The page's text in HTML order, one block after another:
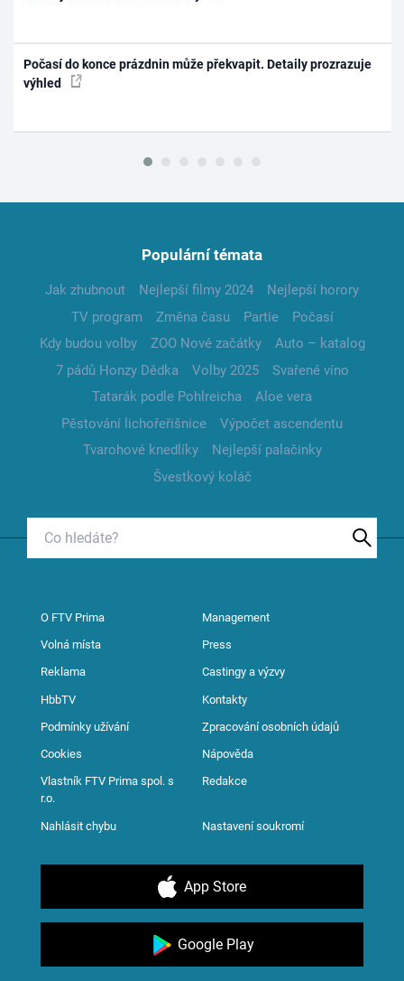
Počasí do konce prázdnin může překvapit. Detaily prozrazuje
výhled
Populární témata
Jak zhubnout Nejlepší filmy 2024
Nejlepší horory
TV program
Změna času Partie
Počasí
Kdy budou volby
ZOO Nové začátky
Auto – katalog
7 pádů Honzy Dědka
Volby 2025
Svařené víno
Tatarák podle Pohlreicha
Aloe vera
Pěstování lichořeřišnice
Výpočet ascendentu
Tvarohové knedlíky
Nejlepší palačinky
Švestkový koláč
O FTV Prima Management
Volná místa Press
Reklama Castingy a výzvy
HbbTV Kontakty
Podmínky užívání Zpracování osobních údajů
Cookies Nápověda
Vlastník FTV Prima spol. s
r.o.
Redakce
Nahlásit chybu Nastavení soukromí
App Store
Google Play